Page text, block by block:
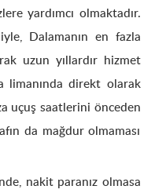
yardımcı olmaktadır.
Dalamanın en fazla
uzun yıllardır hizmet
limanında direkt olarak
uçuş saatlerini önceden
da mağdur olmaması
nakit paranız olmasa